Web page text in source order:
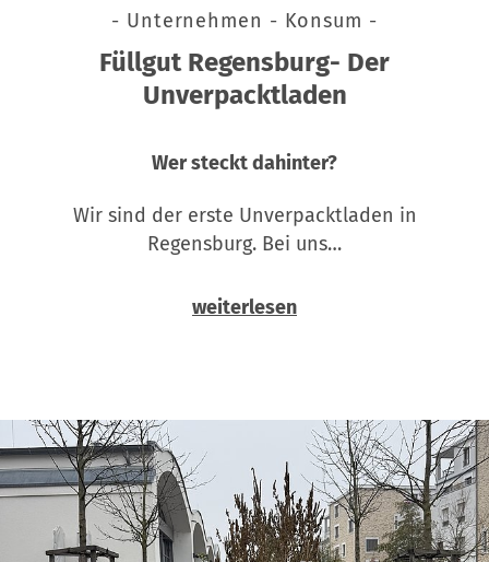
- Unternehmen - Konsum -
Füllgut Regensburg- Der
Unverpacktladen
Wer steckt dahinter?
Wir sind der erste Unverpacktladen in
Regensburg. Bei uns…
weiterlesen